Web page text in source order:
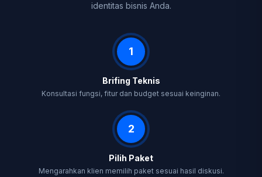
identitas bisnis Anda.
1
Brifing Teknis
Konsultasi fungsi, fitur dan budget sesuai keinginan.
2
Pilih Paket
Mengarahkan klien memilih paket sesuai hasil diskusi.